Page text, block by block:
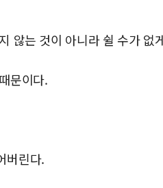
않는 것이 아니라 쉴 수가 없
문이다.
버린다.